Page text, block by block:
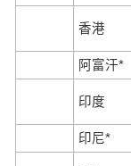
香港
阿富汗*
印度
印尼*